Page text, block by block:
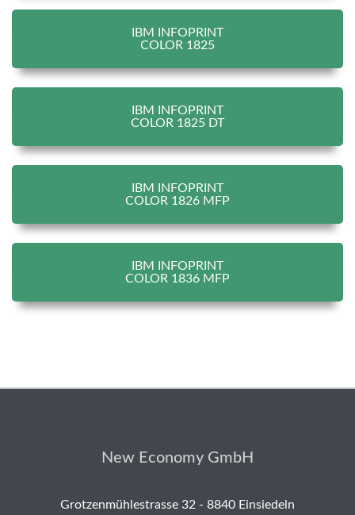
IBM INFOPRINT
COLOR 1825
IBM INFOPRINT
COLOR 1825 DT
IBM INFOPRINT
COLOR 1826 MFP
IBM INFOPRINT
COLOR 1836 MFP
New Economy GmbH
Grotzenmühlestrasse 32 - 8840 Einsiedeln